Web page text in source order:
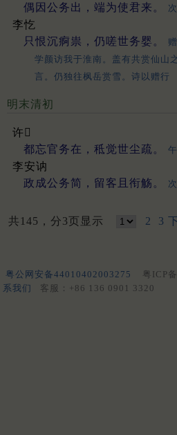
偶因公务出，端为使君来。
李忔
只恨沉痾祟，仍嗟世务婴。
学颜访我于淮南。盖有共赏仙山
言。仍独往枫岳赏雪。诗以赠行
明末清初
许𥛚
都忘官务在，秪觉世尘疏。
李安讷
政成公务简，留客且衔觞。
共145，分3页显示 2 3
粤公网安备44010402003275 粤ICP
系我们
客服：+86 136 0901 3320